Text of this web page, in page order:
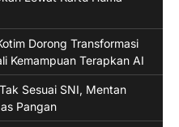
Dorong Transformasi
Kemampuan Terapkan AI
Sesuai SNI, Mentan
Pangan